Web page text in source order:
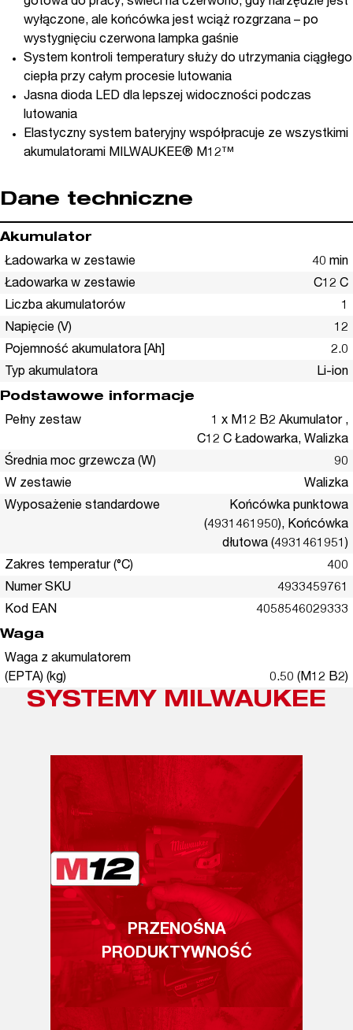
gotowa do pracy; świeci na czerwono, gdy narzędzie jest
wyłączone, ale końcówka jest wciąż rozgrzana – po
wystygnięciu czerwona lampka gaśnie
System kontroli temperatury służy do utrzymania ciągłego
ciepła przy całym procesie lutowania
Jasna dioda LED dla lepszej widoczności podczas
lutowania
Elastyczny system bateryjny współpracuje ze wszystkimi
akumulatorami MILWAUKEE® M12™
Dane techniczne
Akumulator
Ładowarka w zestawie
40 min
Ładowarka w zestawie
C12 C
Liczba akumulatorów
1
Napięcie (V)
12
Pojemność akumulatora [Ah]
2.0
Typ akumulatora
Li-ion
Podstawowe informacje
Pełny zestaw
1 x M12 B2 Akumulator ,
C12 C Ładowarka, Walizka
Średnia moc grzewcza (W)
90
W zestawie
Walizka
Wyposażenie standardowe
Końcówka punktowa
(4931461950), Końcówka
dłutowa (4931461951)
Zakres temperatur (°C)
400
Numer SKU
4933459761
Kod EAN
4058546029333
Waga
Waga z akumulatorem
(EPTA) (kg)
0.50 (M12 B2)
SYSTEMY MILWAUKEE
PRZENOŚNA
PRODUKTYWNOŚĆ